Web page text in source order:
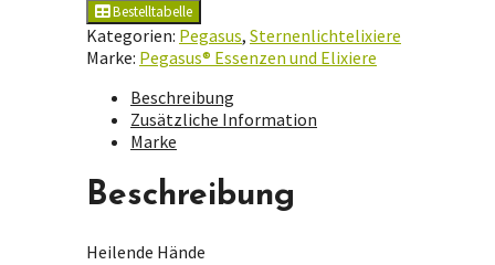
Bestelltabelle
Kategorien: Pegasus, Sternenlichtelixiere
Marke: Pegasus® Essenzen und Elixiere
Beschreibung
Zusätzliche Information
Marke
Beschreibung
Heilende Hände